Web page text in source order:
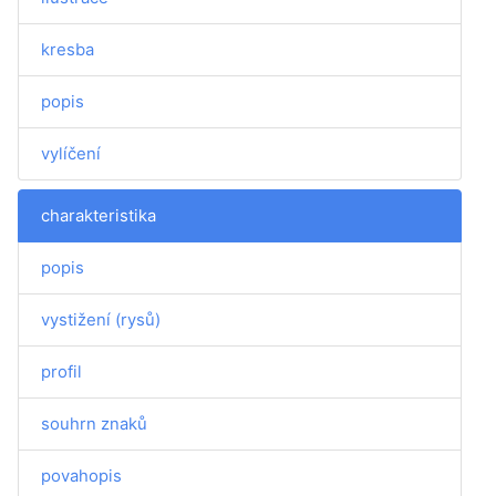
kresba
popis
vylíčení
charakteristika
popis
vystižení (rysů)
profil
souhrn znaků
povahopis